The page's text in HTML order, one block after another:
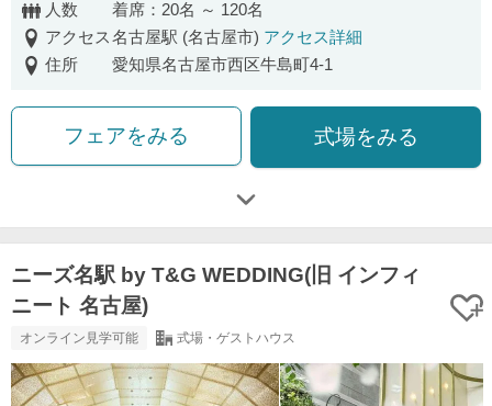
人数
着席：20名 ～ 120名
アクセス名古屋駅 (名古屋市) アクセス詳細
住所
愛知県名古屋市西区牛島町4-1
フェアをみる 式場をみる
ニーズ名駅 by T&G WEDDING(旧 インフィ
ニート 名古屋)
オンライン見学可能 式場・ゲストハウス